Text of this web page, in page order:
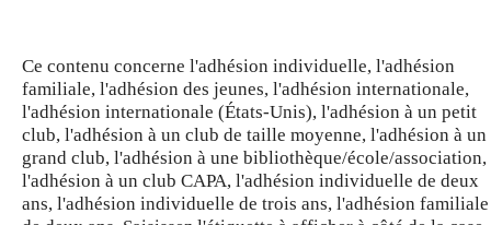
Ce contenu concerne l'adhésion individuelle, l'adhésion
familiale, l'adhésion des jeunes, l'adhésion internationale,
l'adhésion internationale (États-Unis), l'adhésion à un petit
club, l'adhésion à un club de taille moyenne, l'adhésion à un
grand club, l'adhésion à une bibliothèque/école/association,
l'adhésion à un club CAPA, l'adhésion individuelle de deux
ans, l'adhésion individuelle de trois ans, l'adhésion familiale